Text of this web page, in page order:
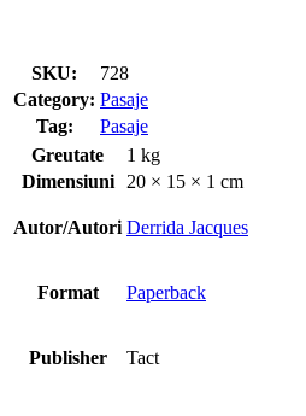
SKU:
728
Category: Pasaje
Tag:
Pasaje
Greutate
1 kg
Dimensiuni
20 × 15 × 1 cm
Autor/Autori Derrida Jacques
Format Paperback
Publisher Tact